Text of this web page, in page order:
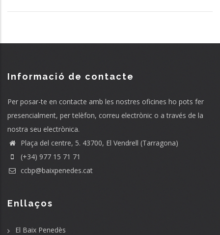
Informació de contacte
Per posar-te en contacte amb les nostres oficines ho pots fer
presencialment, per telèfon, correu electrònic o a través de la
nostra seu electrònica.
Plaça del centre, 5. 43700, El Vendrell (Tarragona)
(+34) 977 15 71 71
ccbp@baixpenedes.cat
Enllaços
El Baix Penedès